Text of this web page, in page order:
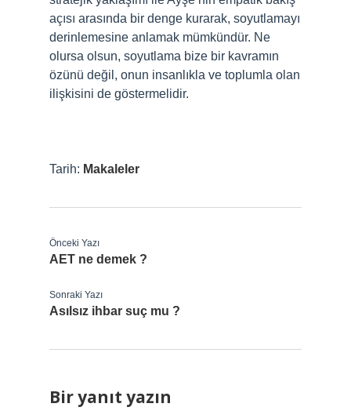
açısı arasında bir denge kurarak, soyutlamayı
derinlemesine anlamak mümkündür. Ne
olursa olsun, soyutlama bize bir kavramın
özünü değil, onun insanlıkla ve toplumla olan
ilişkisini de göstermelidir.
Tarih: Makaleler
Önceki Yazı
AET ne demek ?
Sonraki Yazı
Asılsız ihbar suç mu ?
Bir yanıt yazın